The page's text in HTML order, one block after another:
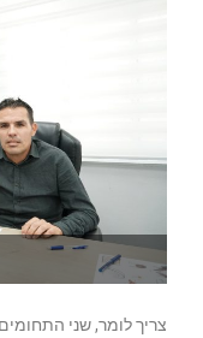
צריך לומר, שני